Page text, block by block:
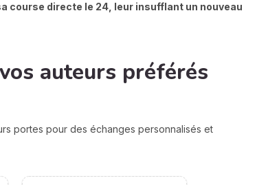
course directe le 24, leur insufflant un nouveau
auteurs préférés
portes pour des échanges personnalisés et